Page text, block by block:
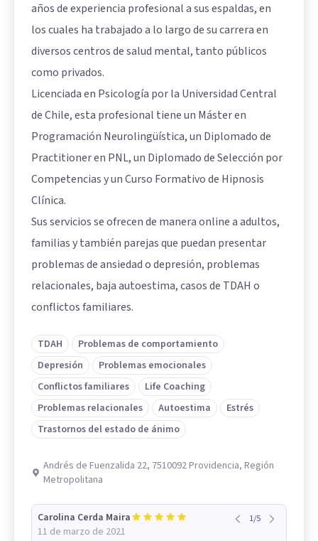
años de experiencia profesional a sus espaldas, en
los cuales ha trabajado a lo largo de su carrera en
diversos centros de salud mental, tanto públicos
como privados.
Licenciada en Psicología por la Universidad Central
de Chile, esta profesional tiene un Máster en
Programación Neurolingüística, un Diplomado de
Practitioner en PNL, un Diplomado de Selección por
Competencias y un Curso Formativo de Hipnosis
Clínica.
Sus servicios se ofrecen de manera online a adultos,
familias y también parejas que puedan presentar
problemas de ansiedad o depresión, problemas
relacionales, baja autoestima, casos de TDAH o
conflictos familiares.
TDAH
Problemas de comportamiento
Depresión
Problemas emocionales
Conflictos familiares
Life Coaching
Problemas relacionales
Autoestima
Estrés
Trastornos del estado de ánimo
Andrés de Fuenzalida 22, 7510092 Providencia, Región
Metropolitana
Carolina Cerda Maira
11 de marzo de 2021
1/5